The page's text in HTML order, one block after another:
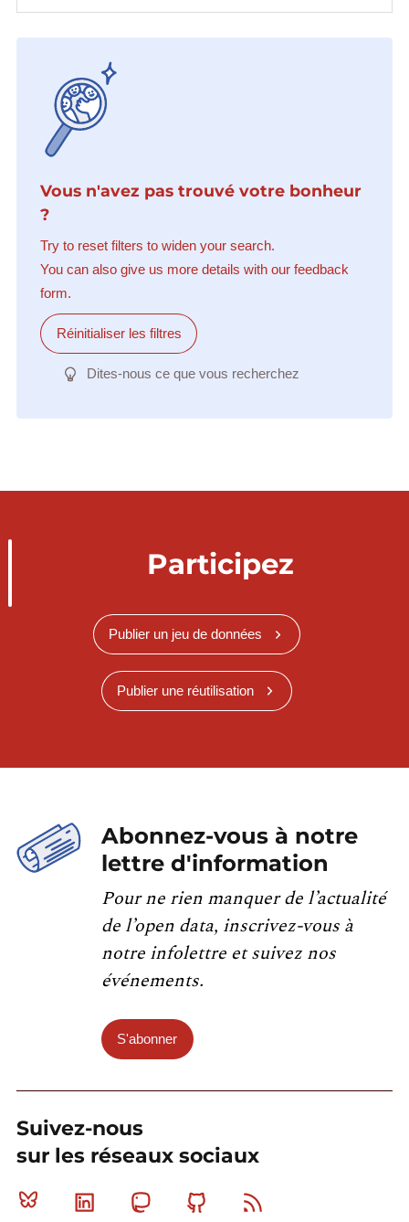
Vous n'avez pas trouvé votre bonheur
?
Try to reset filters to widen your search.
You can also give us more details with our feedback
form.
Réinitialiser les filtres
Dites-nous ce que vous recherchez
Participez
Publier un jeu de données
Publier une réutilisation
Abonnez-vous à notre
lettre d'information
Pour ne rien manquer de l’actualité
de l’open data, inscrivez-vous à
notre infolettre et suivez nos
événements.
S'abonner
Suivez-nous
sur les réseaux sociaux
Bluesky Linkedin MastodonGithub